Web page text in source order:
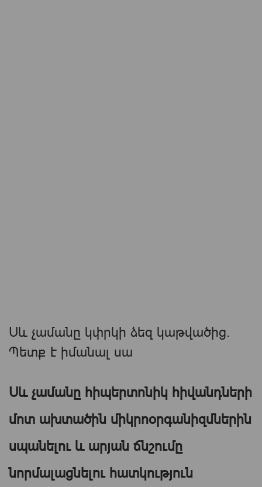
Սև չամանը կփրկի ձեզ կաթվածից.
Պետք է իմանալ սա
Սև չամանը հիպերտոնիկ հիվանդների
մոտ ախտածին միկրոօրգանիզմներին
սպանելու և արյան ճնշումը
նորմալացնելու հատկություն